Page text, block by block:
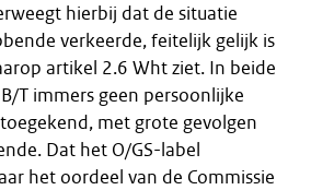
hierbij dat de situatie
verkeerde, feitelijk gelijk is
artikel 2.6 Wht ziet. In beide
T immers geen persoonlijke
met grote gevolgen
Dat het O/GS-label
het oordeel van de Commissie